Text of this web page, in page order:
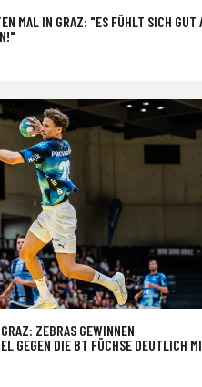
MAL IN GRAZ: "ES FÜHLT SICH GUT
ZEBRAS GEWINNEN
GEGEN DIE BT FÜCHSE DEUTLICH